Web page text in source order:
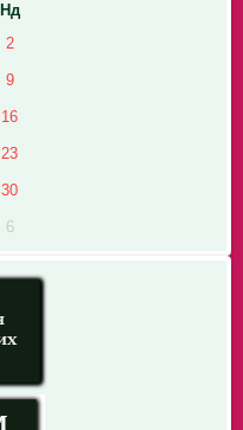
Нд
2
9
16
23
30
6